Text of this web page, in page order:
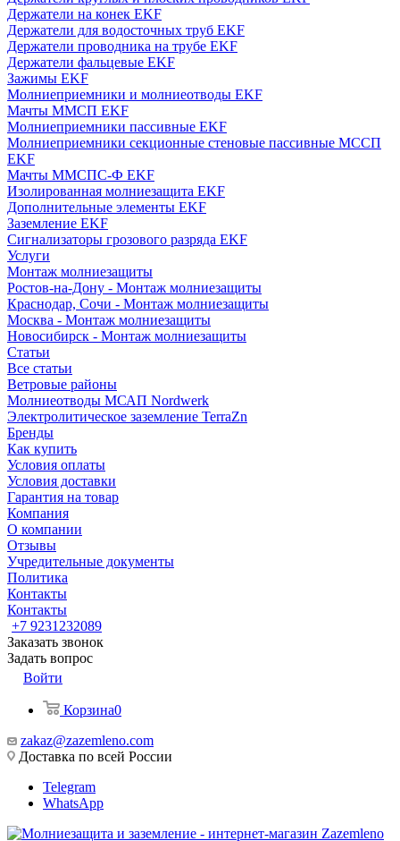
Держатели на конек EKF
Держатели для водосточных труб EKF
Держатели проводника на трубе EKF
Держатели фальцевые EKF
Зажимы EKF
Молниеприемники и молниеотводы EKF
Мачты ММСП EKF
Молниеприемники пассивные EKF
Молниеприемники секционные стеновые пассивные МССП
EKF
Мачты ММСПС-Ф EKF
Изолированная молниезащита EKF
Дополнительные элементы EKF
Заземление EKF
Сигнализаторы грозового разряда EKF
Услуги
Монтаж молниезащиты
Ростов-на-Дону - Монтаж молниезащиты
Краснодар, Сочи - Монтаж молниезащиты
Москва - Монтаж молниезащиты
Новосибирск - Монтаж молниезащиты
Статьи
Все статьи
Ветровые районы
Молниеотводы МСАП Nordwerk
Электролитическое заземление TerraZn
Бренды
Как купить
Условия оплаты
Условия доставки
Гарантия на товар
Компания
О компании
Отзывы
Учредительные документы
Политика
Контакты
Контакты
+7 9231232089
Заказать звонок
Задать вопрос
Войти
Корзина0
zakaz@zazemleno.com
Доставка по всей России
Telegram
WhatsApp